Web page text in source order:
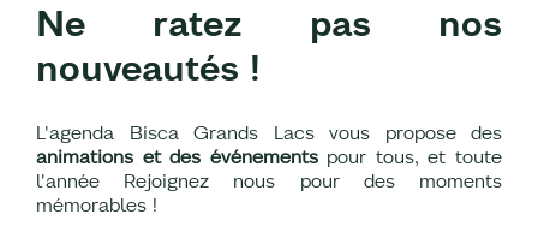
Ne ratez pas nos
nouveautés !
L'agenda Bisca Grands Lacs vous propose des
animations et des événements pour tous, et toute
l'année Rejoignez nous pour des moments
mémorables !